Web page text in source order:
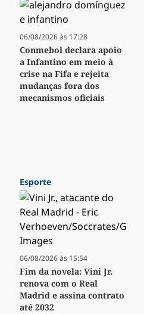
06/08/2026 às 17:28
Conmebol declara apoio
a Infantino em meio à
crise na Fifa e rejeita
mudanças fora dos
mecanismos oficiais
Esporte
06/08/2026 às 15:54
Fim da novela: Vini Jr.
renova com o Real
Madrid e assina contrato
até 2032